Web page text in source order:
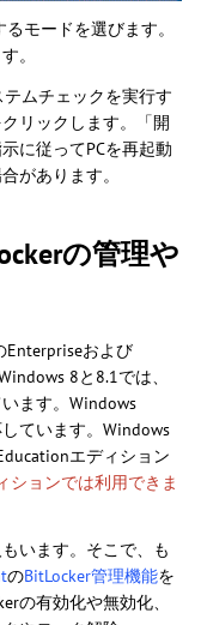
モードを選びます。
。
ムチェックを実行す
リックします。「開
に従ってPCを再起動
があります。
の管理や
Enterpriseおよび
8と8.1では、
ます。Windows
ています。Windows
エディション
ションでは利用できま
います。そこで、も
のBitLocker管理機能を
の有効化や無効化、